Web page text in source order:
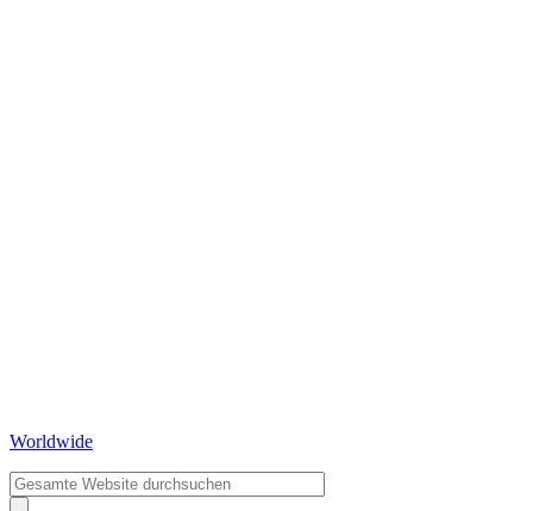
Worldwide